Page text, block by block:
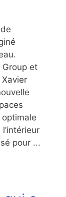
Group et
pour ...